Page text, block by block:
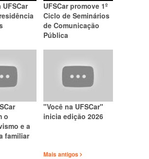
UFSCar
UFSCar promove 1º
Ciclo de Seminários
de Comunicação
Pública
o
e a
familiar
"Você na UFSCar"
inicia edição 2026
Mais antigos